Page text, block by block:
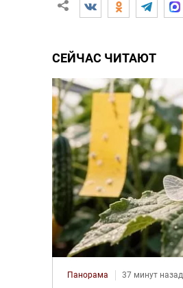
СЕЙЧАС ЧИТАЮТ
Панорама 37 минут назад